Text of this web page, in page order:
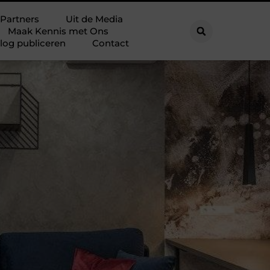
Partners
Uit de Media
Maak Kennis met Ons
publiceren
Contact